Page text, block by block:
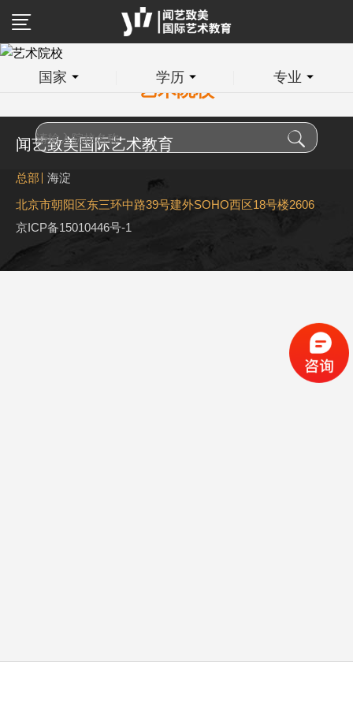
艺术院校
国家 学历 专业
闻艺致美国际艺术教育
总部
海淀
北京市朝阳区东三环中路39号建外SOHO西区18号楼2606
京ICP备15010446号-1